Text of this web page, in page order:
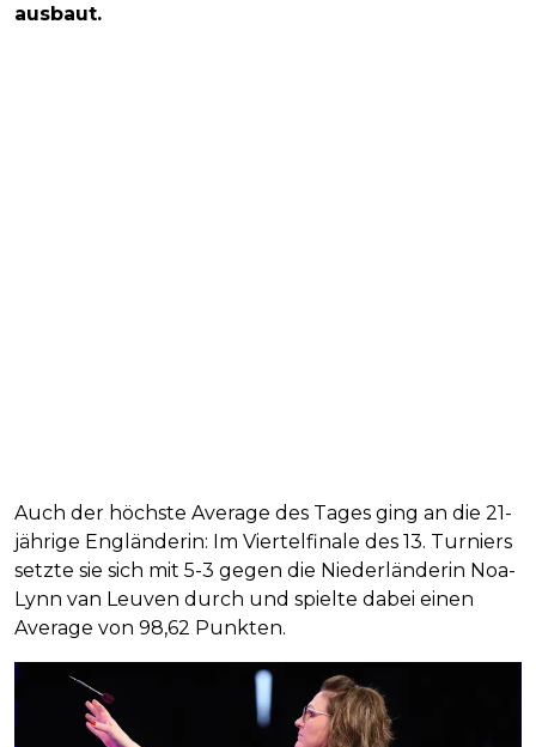
ausbaut.
Auch der höchste Average des Tages ging an die 21-
jährige Engländerin: Im Viertelfinale des 13. Turniers
setzte sie sich mit 5-3 gegen die Niederländerin Noa-
Lynn van Leuven durch und spielte dabei einen
Average von 98,62 Punkten.